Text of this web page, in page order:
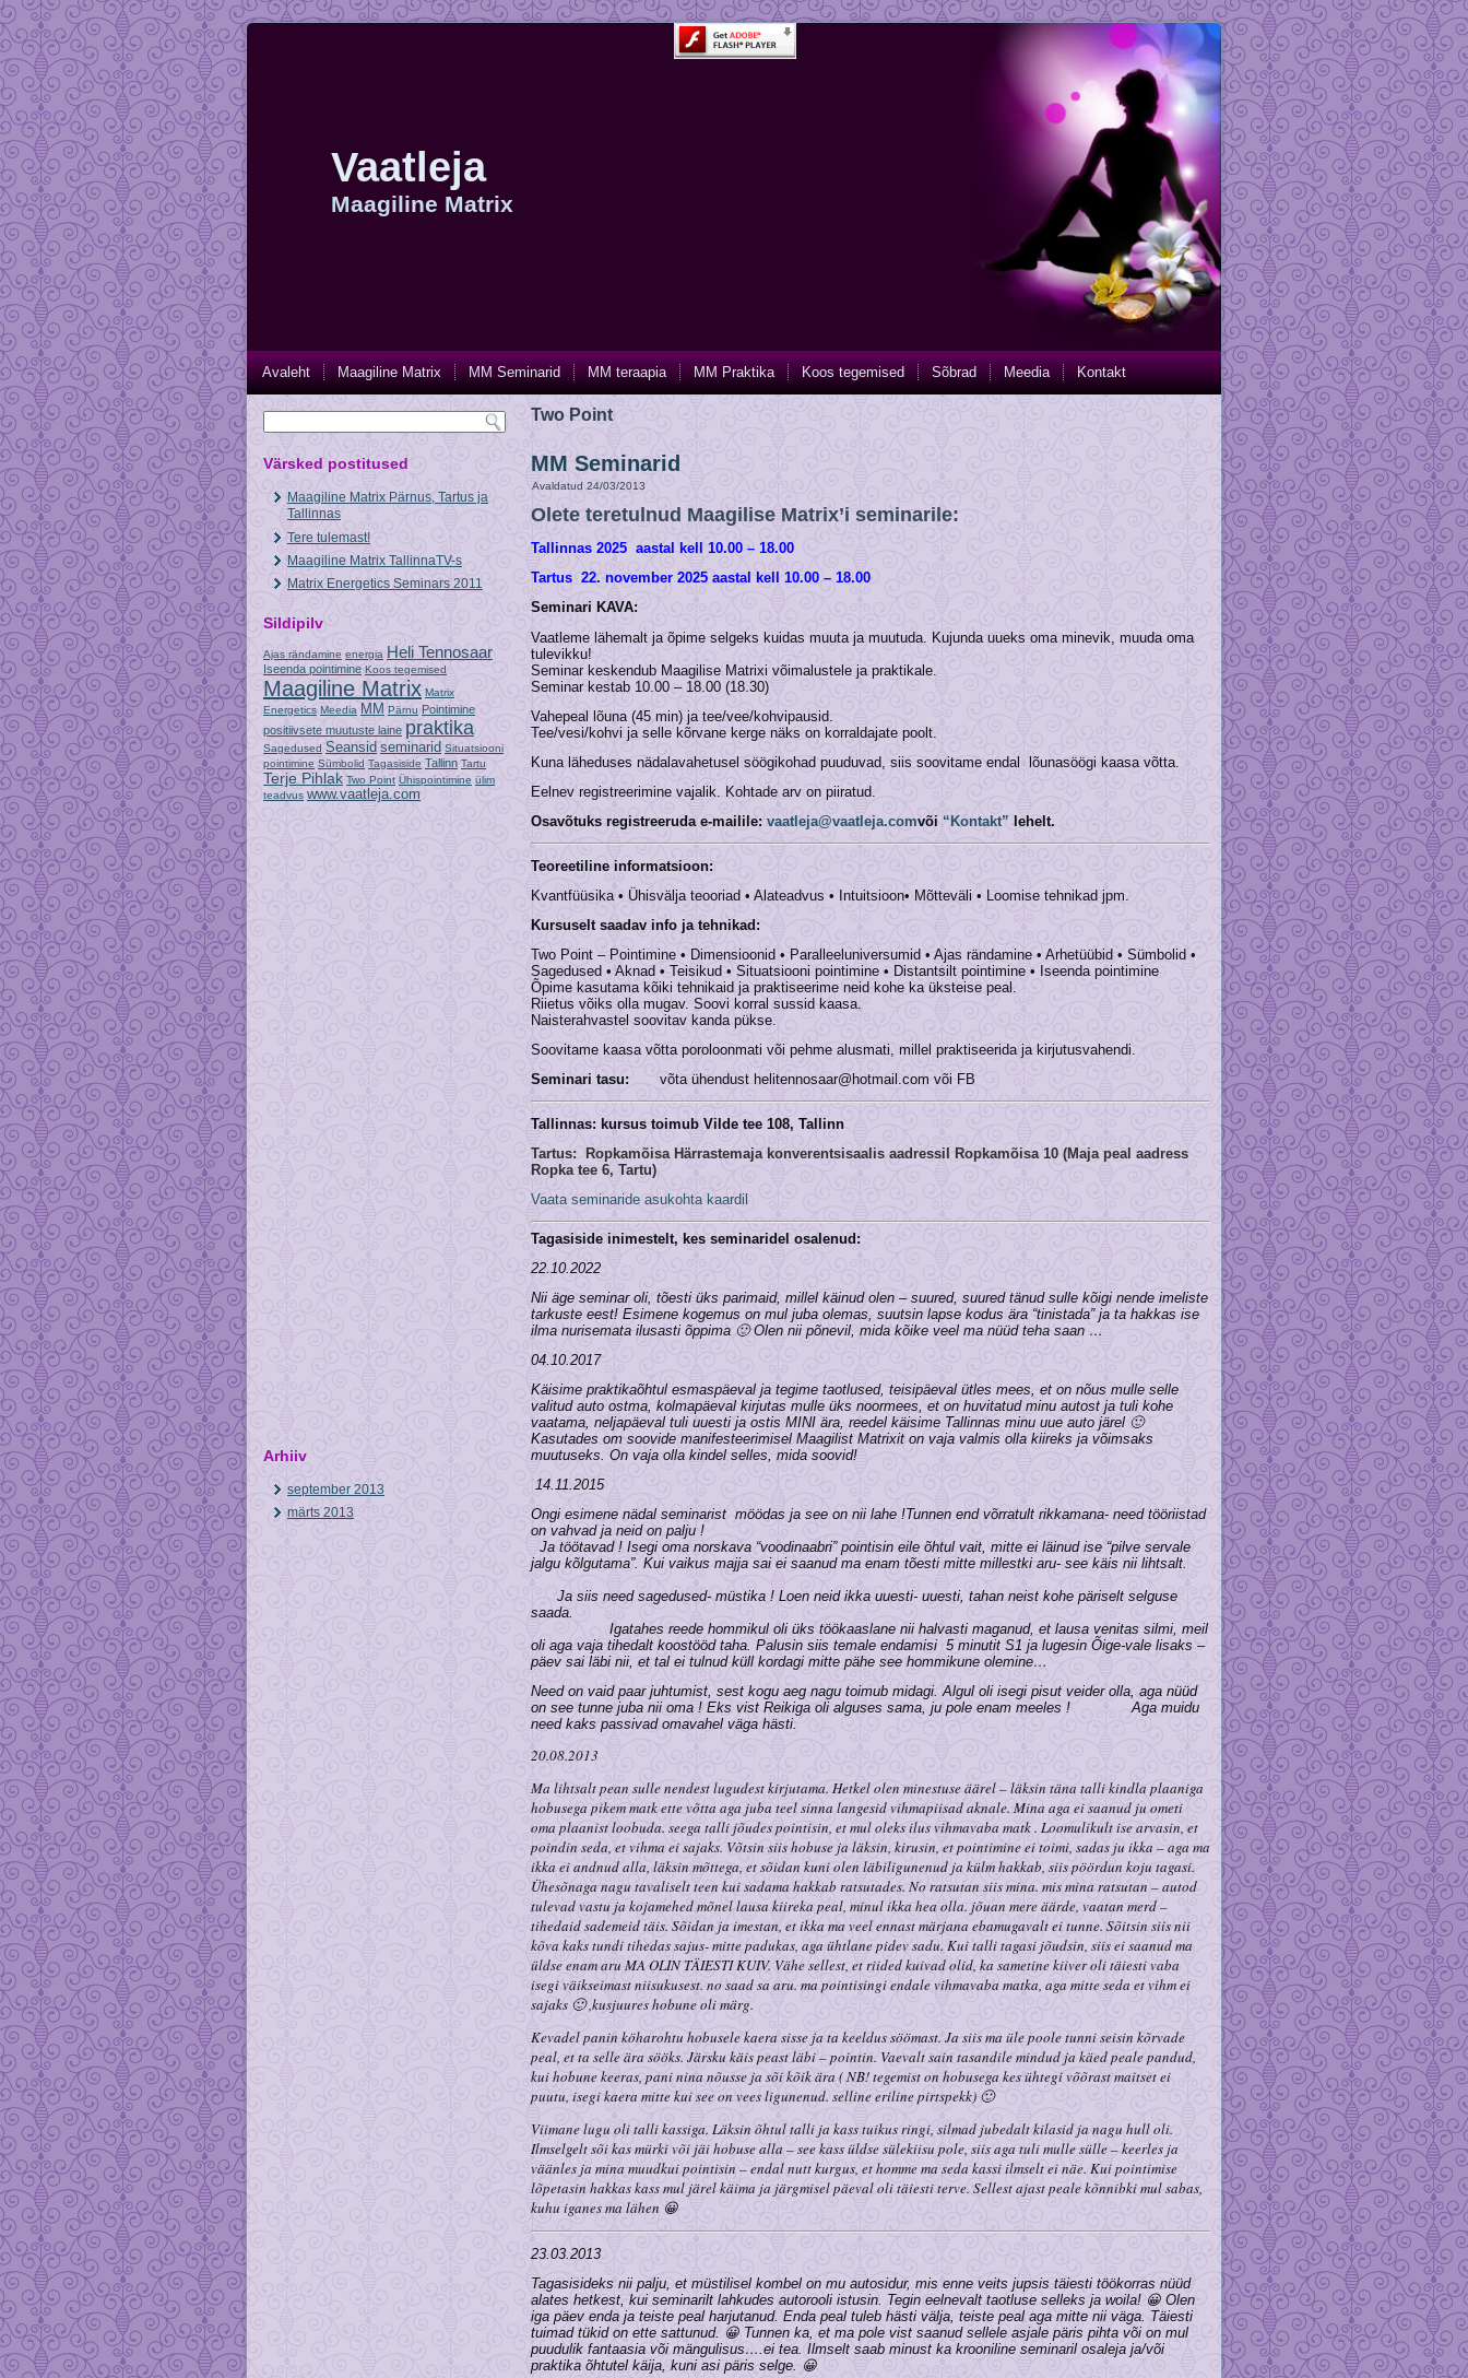
Vaatleja
Maagiline Matrix
Avaleht Maagiline Matrix MM Seminarid MM teraapia MM Praktika Koos tegemised Sõbrad Meedia Kontakt
Värsked postitused
Maagiline Matrix Pärnus, Tartus ja
Tallinnas
Tere tulemast!
Maagiline Matrix TallinnaTV-s
Matrix Energetics Seminars 2011
Sildipilv
Ajas rändamine energia Heli Tennosaar
Iseenda pointimine Koos tegemised
Maagiline Matrix Matrix
Energetics Meedia MM Pärnu Pointimine
positiivsete muutuste laine praktika
Sagedused Seansid seminarid Situatsiooni
pointimine Sümbolid Tagasiside Tallinn Tartu
Terje Pihlak Two Point Ühispointimine ülim
teadvus www.vaatleja.com
Arhiiv
september 2013
märts 2013
Two Point
MM Seminarid
Avaldatud 24/03/2013
Olete teretulnud Maagilise Matrix’i seminarile:
Tallinnas 2025 aastal kell 10.00 – 18.00
Tartus 22. november 2025 aastal kell 10.00 – 18.00
Seminari KAVA:
Vaatleme lähemalt ja õpime selgeks kuidas muuta ja muutuda. Kujunda uueks oma minevik, muuda oma
tulevikku!
Seminar keskendub Maagilise Matrixi võimalustele ja praktikale.
Seminar kestab 10.00 – 18.00 (18.30)
Vahepeal lõuna (45 min) ja tee/vee/kohvipausid.
Tee/vesi/kohvi ja selle kõrvane kerge näks on korraldajate poolt.
Kuna läheduses nädalavahetusel söögikohad puuduvad, siis soovitame endal lõunasöögi kaasa võtta.
Eelnev registreerimine vajalik. Kohtade arv on piiratud.
Osavõtuks registreeruda e-mailile: vaatleja@vaatleja.comvõi “Kontakt” lehelt.
Teoreetiline informatsioon:
Kvantfüüsika • Ühisvälja teooriad • Alateadvus • Intuitsioon• Mõtteväli • Loomise tehnikad jpm.
Kursuselt saadav info ja tehnikad:
Two Point – Pointimine • Dimensioonid • Paralleeluniversumid • Ajas rändamine • Arhetüübid • Sümbolid •
Sagedused • Aknad • Teisikud • Situatsiooni pointimine • Distantsilt pointimine • Iseenda pointimine
Õpime kasutama kõiki tehnikaid ja praktiseerime neid kohe ka üksteise peal.
Riietus võiks olla mugav. Soovi korral sussid kaasa.
Naisterahvastel soovitav kanda pükse.
Soovitame kaasa võtta poroloonmati või pehme alusmati, millel praktiseerida ja kirjutusvahendi.
Seminari tasu: võta ühendust helitennosaar@hotmail.com või FB
Tallinnas: kursus toimub Vilde tee 108, Tallinn
Tartus: Ropkamõisa Härrastemaja konverentsisaalis aadressil Ropkamõisa 10 (Maja peal aadress
Ropka tee 6, Tartu)
Vaata seminaride asukohta kaardil
Tagasiside inimestelt, kes seminaridel osalenud:
22.10.2022
Nii äge seminar oli, tõesti üks parimaid, millel käinud olen – suured, suured tänud sulle kõigi nende imeliste
tarkuste eest! Esimene kogemus on mul juba olemas, suutsin lapse kodus ära “tinistada” ja ta hakkas ise
ilma nurisemata ilusasti õppima 🙂Olen nii põnevil, mida kõike veel ma nüüd teha saan …
04.10.2017
Käisime praktikaõhtul esmaspäeval ja tegime taotlused, teisipäeval ütles mees, et on nõus mulle selle
valitud auto ostma, kolmapäeval kirjutas mulle üks noormees, et on huvitatud minu autost ja tuli kohe
vaatama, neljapäeval tuli uuesti ja ostis MINI ära, reedel käisime Tallinnas minu uue auto järel 🙂
Kasutades om soovide manifesteerimisel Maagilist Matrixit on vaja valmis olla kiireks ja võimsaks
muutuseks. On vaja olla kindel selles, mida soovid!
14.11.2015
Ongi esimene nädal seminarist möödas ja see on nii lahe !Tunnen end võrratult rikkamana- need tööriistad
on vahvad ja neid on palju !
Ja töötavad ! Isegi oma norskava “voodinaabri” pointisin eile õhtul vait, mitte ei läinud ise “pilve servale
jalgu kõlgutama”. Kui vaikus majja sai ei saanud ma enam tõesti mitte millestki aru- see käis nii lihtsalt.
Ja siis need sagedused- müstika ! Loen neid ikka uuesti- uuesti, tahan neist kohe päriselt selguse
saada.
Igatahes reede hommikul oli üks töökaaslane nii halvasti maganud, et lausa venitas silmi, meil
oli aga vaja tihedalt koostööd taha. Palusin siis temale endamisi 5 minutit S1 ja lugesin Õige-vale lisaks –
päev sai läbi nii, et tal ei tulnud küll kordagi mitte pähe see hommikune olemine…
Need on vaid paar juhtumist, sest kogu aeg nagu toimub midagi. Algul oli isegi pisut veider olla, aga nüüd
on see tunne juba nii oma ! Eks vist Reikiga oli alguses sama, ju pole enam meeles ! Aga muidu
need kaks passivad omavahel väga hästi.
20.08.2013
Ma lihtsalt pean sulle nendest lugudest kirjutama. Hetkel olen minestuse äärel – läksin täna talli kindla plaaniga
hobusega pikem matk ette võtta aga juba teel sinna langesid vihmapiisad aknale. Mina aga ei saanud ju ometi
oma plaanist loobuda. seega talli jõudes pointisin, et mul oleks ilus vihmavaba matk . Loomulikult ise arvasin, et
poindin seda, et vihma ei sajaks. Võtsin siis hobuse ja läksin, kirusin, et pointimine ei toimi, sadas ju ikka – aga ma
ikka ei andnud alla, läksin mõttega, et sõidan kuni olen läbiligunenud ja külm hakkab, siis pöördun koju tagasi.
Ühesõnaga nagu tavaliselt teen kui sadama hakkab ratsutades. No ratsutan siis mina. mis mina ratsutan – autod
tulevad vastu ja kojamehed mõnel lausa kiireka peal, minul ikka hea olla. jõuan mere äärde, vaatan merd –
tihedaid sademeid täis. Sõidan ja imestan, et ikka ma veel ennast märjana ebamugavalt ei tunne. Sõitsin siis nii
kõva kaks tundi tihedas sajus- mitte padukas, aga ühtlane pidev sadu. Kui talli tagasi jõudsin, siis ei saanud ma
üldse enam aru MA OLIN TÄIESTI KUIV. Vähe sellest, et riided kuivad olid, ka sametine kiiver oli täiesti vaba
isegi väikseimast niisukusest. no saad sa aru. ma pointisingi endale vihmavaba matka, aga mitte seda et vihm ei
sajaks 🙂 ,kusjuures hobune oli märg.
Kevadel panin köharohtu hobusele kaera sisse ja ta keeldus söömast. Ja siis ma üle poole tunni seisin kõrvade
peal, et ta selle ära sööks. Järsku käis peast läbi – pointin. Vaevalt sain tasandile mindud ja käed peale pandud,
kui hobune keeras, pani nina nõusse ja sõi kõik ära ( NB! tegemist on hobusega kes ühtegi võõrast maitset ei
puutu, isegi kaera mitte kui see on vees ligunenud. selline eriline pirtspekk) 🙂
Viimane lugu oli talli kassiga. Läksin õhtul talli ja kass tuikus ringi, silmad jubedalt kilasid ja nagu hull oli.
Ilmselgelt sõi kas mürki või jäi hobuse alla – see kass üldse sülekiisu pole, siis aga tuli mulle sülle – keerles ja
väänles ja mina muudkui pointisin – endal nutt kurgus, et homme ma seda kassi ilmselt ei näe. Kui pointimise
lõpetasin hakkas kass mul järel käima ja järgmisel päeval oli täiesti terve. Sellest ajast peale kõnnibki mul sabas,
kuhu iganes ma lähen 😀
23.03.2013
Tagasisideks nii palju, et müstilisel kombel on mu autosidur, mis enne veits jupsis täiesti töökorras nüüd
alates hetkest, kui seminarilt lahkudes autorooli istusin. Tegin eelnevalt taotluse selleks ja woila! 😀 Olen
iga päev enda ja teiste peal harjutanud. Enda peal tuleb hästi välja, teiste peal aga mitte nii väga. Täiesti
tuimad tükid on ette sattunud. 😀 Tunnen ka, et ma pole vist saanud sellele asjale päris pihta või on mul
puudulik fantaasia või mängulisus….ei tea. Ilmselt saab minust ka krooniline seminaril osaleja ja/või
praktika õhtutel käija, kuni asi päris selge. 😀